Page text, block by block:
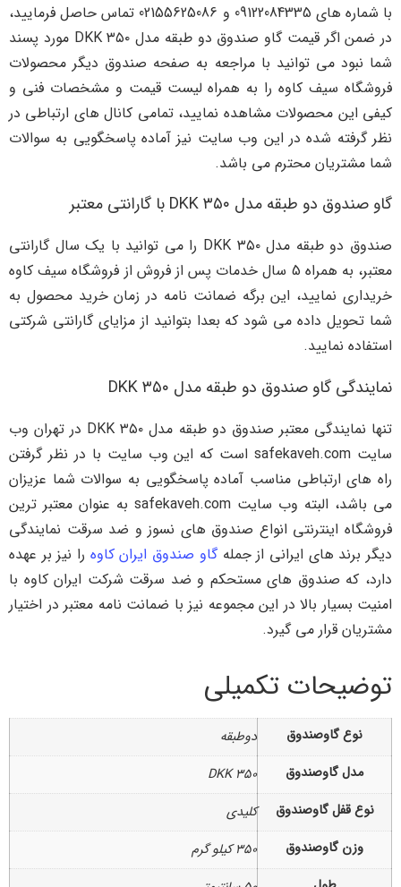
با شماره های 09122084335 و 02155625086 تماس حاصل فرمایید،
در ضمن اگر قیمت گاو صندوق دو طبقه مدل DKK ۳۵۰ مورد پسند
شما نبود می توانید با مراجعه به صفحه صندوق دیگر محصولات
فروشگاه سیف کاوه را به همراه لیست قیمت و مشخصات فنی و
کیفی این محصولات مشاهده نمایید، تمامی کانال های ارتباطی در
نظر گرفته شده در این وب سایت نیز آماده پاسخگویی به سوالات
شما مشتریان محترم می باشد.
گاو صندوق دو طبقه مدل DKK ۳۵۰ با گارانتی معتبر
صندوق دو طبقه مدل DKK ۳۵۰ را می توانید با یک سال گارانتی
معتبر، به همراه 5 سال خدمات پس از فروش از فروشگاه سیف کاوه
خریداری نمایید، این برگه ضمانت نامه در زمان خرید محصول به
شما تحویل داده می شود که بعدا بتوانید از مزایای گارانتی شرکتی
استفاده نمایید.
نمایندگی گاو صندوق دو طبقه مدل DKK ۳۵۰
تنها نمایندگی معتبر صندوق دو طبقه مدل DKK ۳۵۰ در تهران وب
سایت safekaveh.com است که این وب سایت با در نظر گرفتن
راه های ارتباطی مناسب آماده پاسخگویی به سوالات شما عزیزان
می باشد، البته وب سایت safekaveh.com به عنوان معتبر ترین
فروشگاه اینترنتی انواع صندوق های نسوز و ضد سرقت نمایندگی
دیگر برند های ایرانی از جملهگاو صندوق ایران کاوه را نیز بر عهده
دارد، که صندوق های مستحکم و ضد سرقت شرکت ایران کاوه با
امنیت بسیار بالا در این مجموعه نیز با ضمانت نامه معتبر در اختیار
مشتریان قرار می گیرد.
توضیحات تکمیلی
نوع گاوصندوق
دوطبقه
مدل گاوصندوق
DKK ۳۵۰
نوع قفل گاوصندوق
کلیدی
وزن گاوصندوق
۳۵۰ کیلو گرم